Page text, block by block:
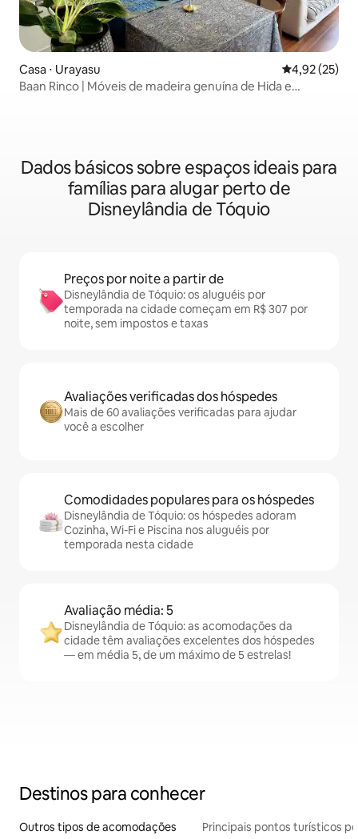
Casa ⋅ Urayasu 4,92 de uma
4,92 (25)
Baan Rinco | Móveis de madeira genuína de Hida e
Dados básicos sobre espaços ideais para
famílias para alugar perto de
Disneylândia de Tóquio
Preços por noite a partir de
Disneylândia de Tóquio: os aluguéis por
temporada na cidade começam em R$ 307 por
noite, sem impostos e taxas
Avaliações verificadas dos hóspedes
Mais de 60 avaliações verificadas para ajudar
você a escolher
Comodidades populares para os hóspedes
Disneylândia de Tóquio: os hóspedes adoram
Cozinha, Wi-Fi e Piscina nos aluguéis por
temporada nesta cidade
Avaliação média: 5
Disneylândia de Tóquio: as acomodações da
cidade têm avaliações excelentes dos hóspedes
— em média 5, de um máximo de 5 estrelas!
Destinos para conhecer
Outros tipos de acomodações Principais pontos turísticos